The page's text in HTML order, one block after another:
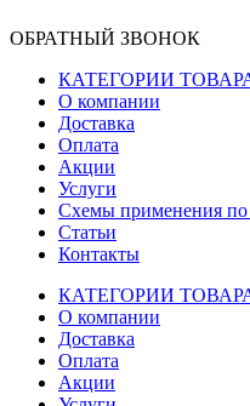
ОБРАТНЫЙ ЗВОНОК
КАТЕГОРИИ
О компании
Доставка
Оплата
Акции
Услуги
Схемы применения по
Статьи
Контакты
КАТЕГОРИИ
О компании
Доставка
Оплата
Акции